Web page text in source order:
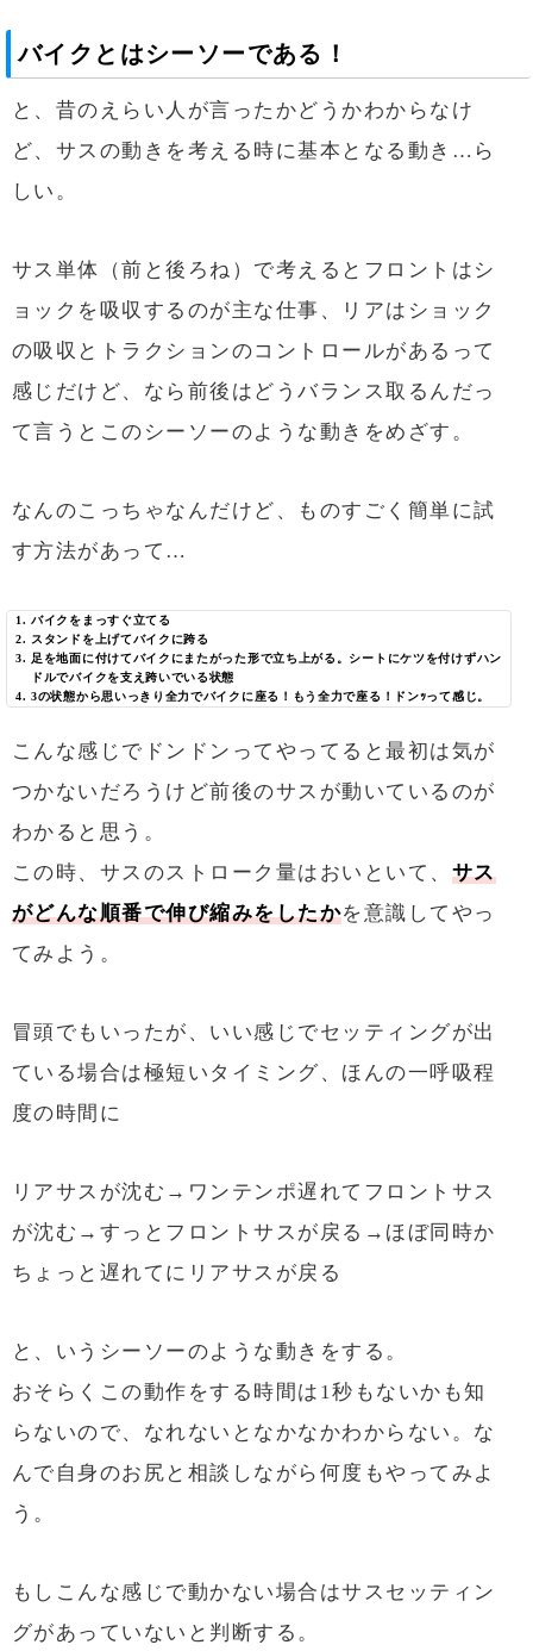
バイクとはシーソーである！
と、昔のえらい人が言ったかどうかわからなけ
ど、サスの動きを考える時に基本となる動き…ら
しい。
サス単体（前と後ろね）で考えるとフロントはシ
ョックを吸収するのが主な仕事、リアはショック
の吸収とトラクションのコントロールがあるって
感じだけど、なら前後はどうバランス取るんだっ
て言うとこのシーソーのような動きをめざす。
なんのこっちゃなんだけど、ものすごく簡単に試
す方法があって…
バイクをまっすぐ立てる
スタンドを上げてバイクに跨る
足を地面に付けてバイクにまたがった形で立ち上がる。シートにケツを付けずハン
ドルでバイクを支え跨いでいる状態
3の状態から思いっきり全力でバイクに座る！もう全力で座る！ドンｯって感じ。
こんな感じでドンドンってやってると最初は気が
つかないだろうけど前後のサスが動いているのが
わかると思う。
この時、サスのストローク量はおいといて、 サス
がどんな順番で伸び縮みをしたかを意識してやっ
てみよう。
冒頭でもいったが、いい感じでセッティングが出
ている場合は極短いタイミング、ほんの一呼吸程
度の時間に
リアサスが沈む→ワンテンポ遅れてフロントサス
が沈む→すっとフロントサスが戻る→ほぼ同時か
ちょっと遅れてにリアサスが戻る
と、いうシーソーのような動きをする。
おそらくこの動作をする時間は1秒もないかも知
らないので、なれないとなかなかわからない。な
んで自身のお尻と相談しながら何度もやってみよ
う。
もしこんな感じで動かない場合はサスセッティン
グがあっていないと判断する。